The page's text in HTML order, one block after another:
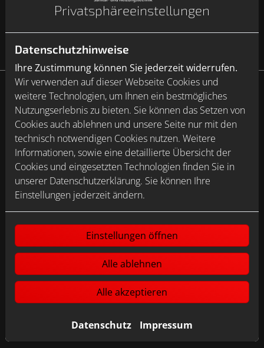
Mindestanforderungen für eine
Förderung
Mindestgröße Bad: 1,80 m x 2,20 m
Bewegungsfreiheit: Platz vor und zwischen
Sanitärobjekten für z. B. Rollstuhlnutzung
Türen: nach außen zu öffnen oder Schiebetür -
müssen von außen entriegelbar sein
Privatsphäre­einstellungen
Datenschutzhinweise
Ihre Zustimmung können Sie jederzeit widerrufen.
Wir verwenden auf dieser Webseite Cookies und
weitere Technologien, um Ihnen ein bestmögliches
Nutzungserlebnis zu bieten. Sie können das Setzen von
Cookies auch ablehnen und unsere Seite nur mit den
technisch notwendigen Cookies nutzen. Weitere
Informationen, sowie eine detaillierte Übersicht der
Cookies und eingesetzten Technologien finden Sie in
unserer Datenschutzerklärung. Sie können Ihre
Einstellungen jederzeit ändern.
Einstellungen öffnen
Alle ablehnen
Alle akzeptieren
Datenschutz Impressum